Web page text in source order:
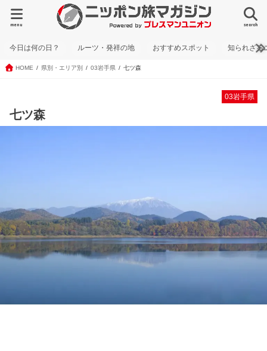
search
menu
今日は何の日？ ルーツ・発祥の地 おすすめスポット 知られざる
HOME 県別・エリア別 03岩手県 七ツ森
03岩手県
七ツ森